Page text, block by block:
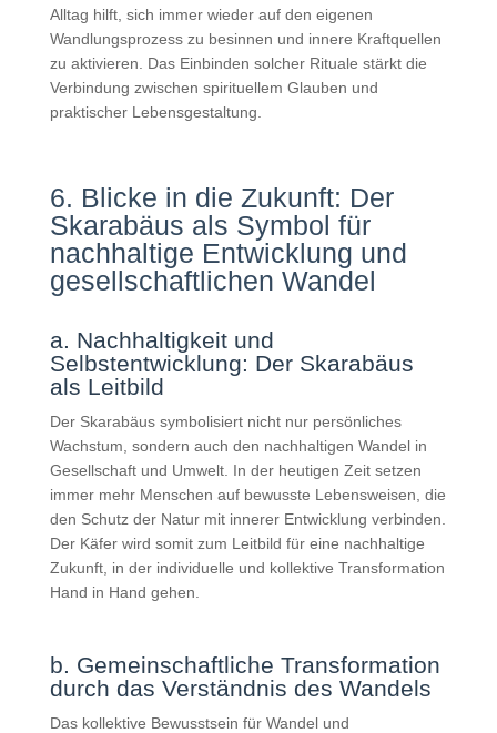
Alltag hilft, sich immer wieder auf den eigenen
Wandlungsprozess zu besinnen und innere Kraftquellen
zu aktivieren. Das Einbinden solcher Rituale stärkt die
Verbindung zwischen spirituellem Glauben und
praktischer Lebensgestaltung.
6. Blicke in die Zukunft: Der
Skarabäus als Symbol für
nachhaltige Entwicklung und
gesellschaftlichen Wandel
a. Nachhaltigkeit und
Selbstentwicklung: Der Skarabäus
als Leitbild
Der Skarabäus symbolisiert nicht nur persönliches
Wachstum, sondern auch den nachhaltigen Wandel in
Gesellschaft und Umwelt. In der heutigen Zeit setzen
immer mehr Menschen auf bewusste Lebensweisen, die
den Schutz der Natur mit innerer Entwicklung verbinden.
Der Käfer wird somit zum Leitbild für eine nachhaltige
Zukunft, in der individuelle und kollektive Transformation
Hand in Hand gehen.
b. Gemeinschaftliche Transformation
durch das Verständnis des Wandels
Das kollektive Bewusstsein für Wandel und